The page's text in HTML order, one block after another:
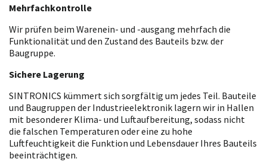
Mehrfachkontrolle
Wir prüfen beim Warenein- und -ausgang mehrfach die
Funktionalität und den Zustand des Bauteils bzw. der
Baugruppe.
Sichere Lagerung
SINTRONICS kümmert sich sorgfältig um jedes Teil. Bauteile
und Baugruppen der Industrieelektronik lagern wir in Hallen
mit besonderer Klima- und Luftaufbereitung, sodass nicht
die falschen Temperaturen oder eine zu hohe
Luftfeuchtigkeit die Funktion und Lebensdauer Ihres Bauteils
beeinträchtigen.